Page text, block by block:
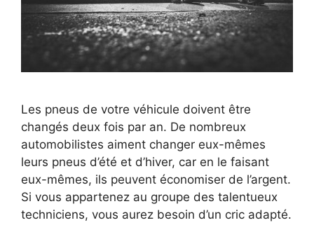
Les pneus de votre véhicule doivent être
changés deux fois par an. De nombreux
automobilistes aiment changer eux-mêmes
leurs pneus d’été et d’hiver, car en le faisant
eux-mêmes, ils peuvent économiser de l’argent.
Si vous appartenez au groupe des talentueux
techniciens, vous aurez besoin d’un cric adapté.